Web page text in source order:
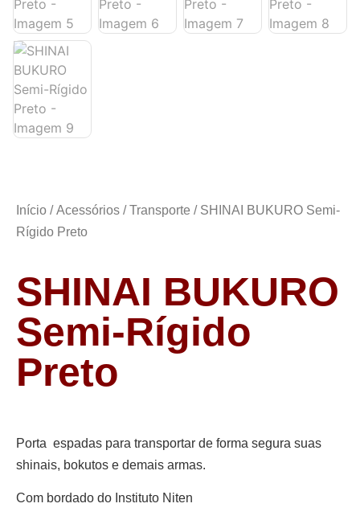
Início /Acessórios /Transporte / SHINAI BUKURO Semi-
Rígido Preto
SHINAI BUKURO
Semi-Rígido
Preto
Porta espadas para transportar de forma segura suas
shinais, bokutos e demais armas.
Com bordado do Instituto Niten